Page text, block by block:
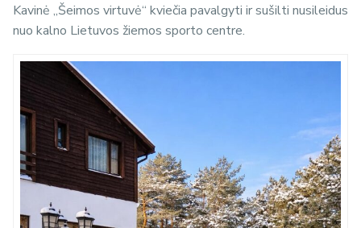
Kavinė „Šeimos virtuvė“ kviečia pavalgyti ir sušilti nusileidus
nuo kalno Lietuvos žiemos sporto centre.